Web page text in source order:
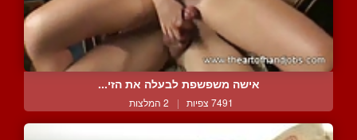
אישה משפשפת לבעלה את הזי...
7491 צפיות | 2 המלצות